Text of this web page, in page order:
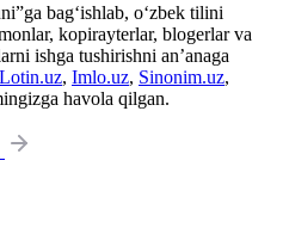
bag‘ishlab, o‘zbek tilini
kopirayterlar, blogerlar va
ishga tushirishni an’anaga
Lotin.uz, Imlo.uz, Sinonim.uz,
havola qilgan.